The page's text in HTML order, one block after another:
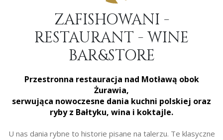
ZAFISHOWANI -
RESTAURANT - WINE
BAR&STORE
Przestronna restauracja nad Motławą obok
Żurawia,
serwująca nowoczesne dania kuchni polskiej oraz
ryby z Bałtyku, wina i koktajle.
U nas dania rybne to historie pisane na talerzu. Te klasyczne